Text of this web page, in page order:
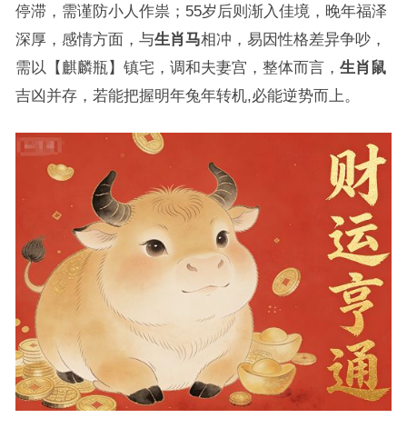
停滞，需谨防小人作祟；55岁后则渐入佳境，晚年福泽
深厚，感情方面，与生肖马相冲，易因性格差异争吵，
需以【麒麟瓶】镇宅，调和夫妻宫，整体而言， 生肖鼠
吉凶并存，若能把握明年兔年转机,必能逆势而上。